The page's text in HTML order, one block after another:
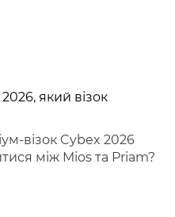
який візок
візок Cybex 2026
між Mios та Priam?